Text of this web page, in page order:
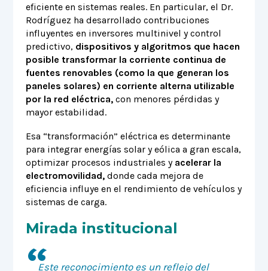
eficiente en sistemas reales. En particular, el Dr.
Rodríguez ha desarrollado contribuciones
influyentes en inversores multinivel y control
predictivo, dispositivos y algoritmos que hacen
posible transformar la corriente continua de
fuentes renovables (como la que generan los
paneles solares) en corriente alterna utilizable
por la red eléctrica,con menores pérdidas y
mayor estabilidad.
Esa “transformación” eléctrica es determinante
para integrar energías solar y eólica a gran escala,
optimizar procesos industriales y acelerar la
electromovilidad,donde cada mejora de
eficiencia influye en el rendimiento de vehículos y
sistemas de carga.
Mirada institucional
Este reconocimiento es un reflejo del